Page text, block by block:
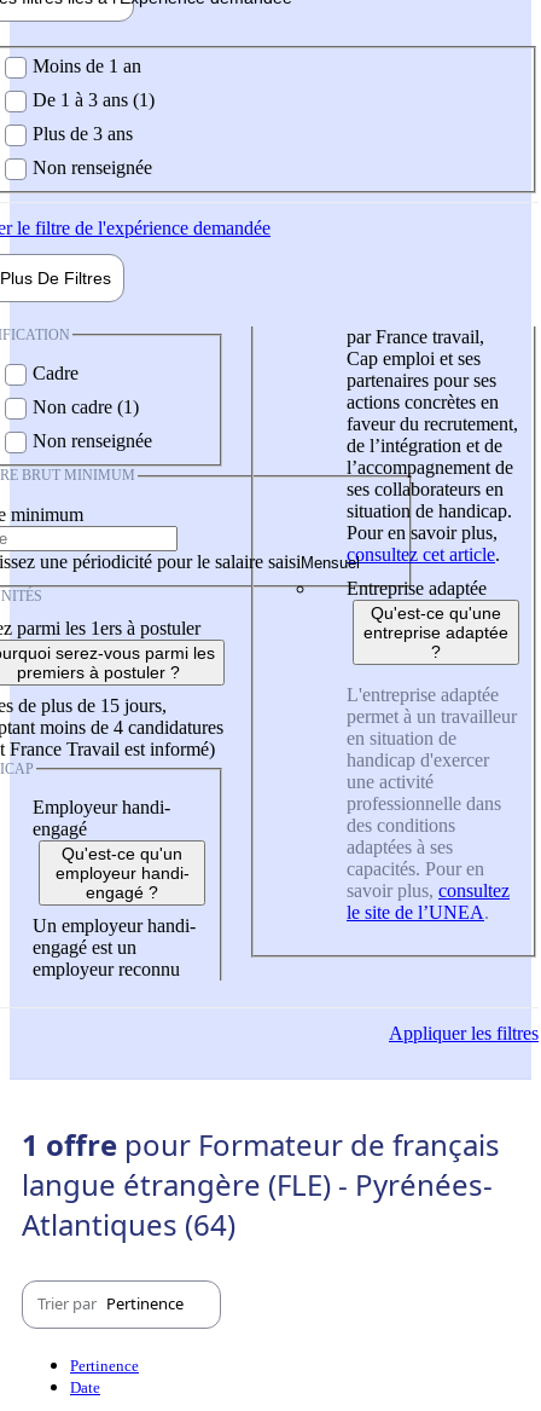
demandée
Moins de 1 an
De 1 à 3 ans (1)
Plus de 3 ans
Non renseignée
le filtre de l'expérience demandée
Plus De Filtres
Cadre
Non cadre (1)
Non renseignée
BRUT MINIMUM
minimum
une périodicité pour le salaire saisi
parmi les 1ers à postuler
serez-vous parmi les
premiers à postuler ?
de plus de 15 jours,
moins de 4 candidatures
France Travail est informé)
Employeur handi-
engagé
Qu'est-ce qu'un
employeur handi-
engagé ?
Un employeur handi-
engagé est un
employeur reconnu
par France travail,
Cap emploi et ses
partenaires pour ses
actions concrètes en
faveur du recrutement,
de l’intégration et de
l’accompagnement de
ses collaborateurs en
situation de handicap.
Pour en savoir plus,
consultez cet article.
Entreprise adaptée
Qu'est-ce qu'une
entreprise adaptée
?
L'entreprise adaptée
permet à un travailleur
en situation de
handicap d'exercer
une activité
professionnelle dans
des conditions
adaptées à ses
capacités. Pour en
savoir plus, consultez
le site de l’UNEA.
Appliquerles filtres
1 offre pour Formateur de français
langue étrangère (FLE) - Pyrénées-
Atlantiques (64)
Trier par Pertinence
Pertinence
Date